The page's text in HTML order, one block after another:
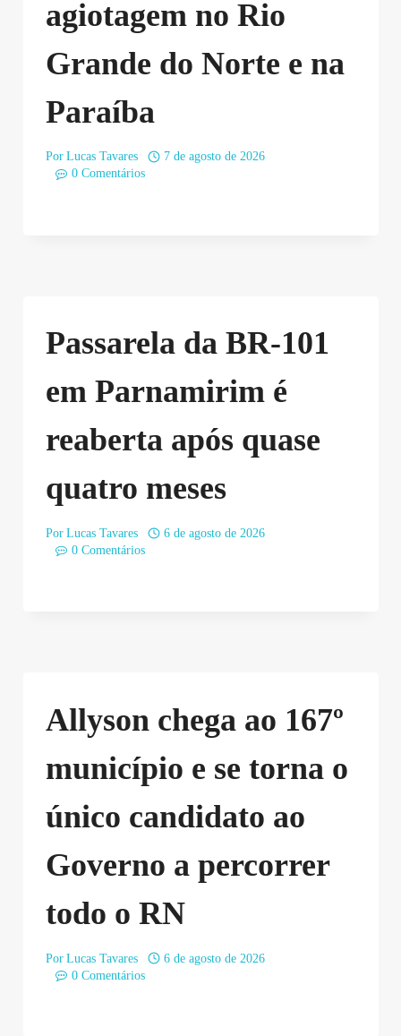
agiotagem no Rio
Grande do Norte e na
Paraíba
Por Lucas Tavares
7 de agosto de 2026
0 Comentários
Passarela da BR-101
em Parnamirim é
reaberta após quase
quatro meses
Por Lucas Tavares
6 de agosto de 2026
0 Comentários
Allyson chega ao 167º
município e se torna o
único candidato ao
Governo a percorrer
todo o RN
Por Lucas Tavares
6 de agosto de 2026
0 Comentários